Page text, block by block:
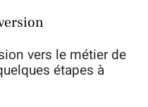
vers le métier de
étapes à